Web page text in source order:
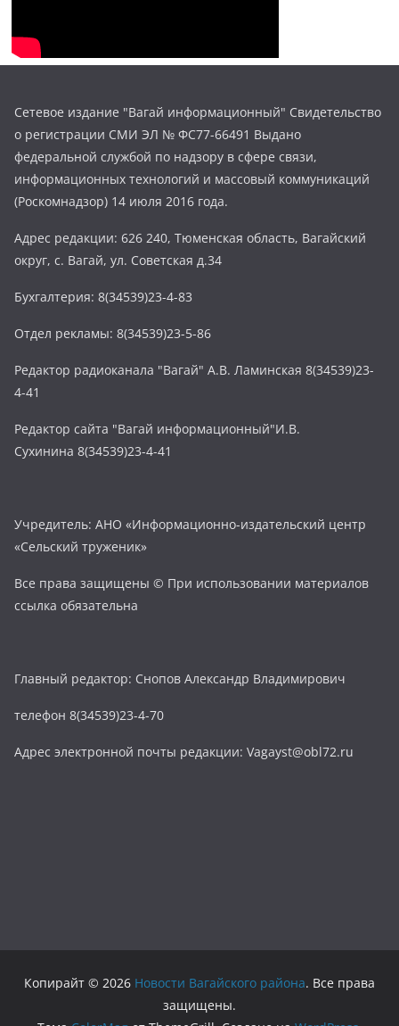
Сетевое издание "Вагай информационный" Свидетельство
о регистрации СМИ ЭЛ № ФС77-66491 Выдано
федеральной службой по надзору в сфере связи,
информационных технологий и массовый коммуникаций
(Роскомнадзор) 14 июля 2016 года.
Адрес редакции: 626 240, Тюменская область, Вагайский
округ, с. Вагай, ул. Советская д.34
Бухгалтерия: 8(34539)23-4-83
Отдел рекламы: 8(34539)23-5-86
Редактор радиоканала "Вагай" А.В. Ламинская 8(34539)23-
4-41
Редактор сайта "Вагай информационный"И.В.
Сухинина 8(34539)23-4-41
Учредитель: АНО «Информационно-издательский центр
«Сельский труженик»
Все права защищены © При использовании материалов
ссылка обязательна
Главный редактор: Снопов Александр Владимирович
телефон 8(34539)23-4-70
Адрес электронной почты редакции: Vagayst@obl72.ru
Копирайт © 2026 Новости Вагайского района. Все права
защищены.